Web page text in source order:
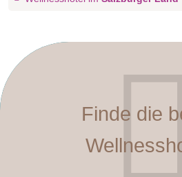
Finde die